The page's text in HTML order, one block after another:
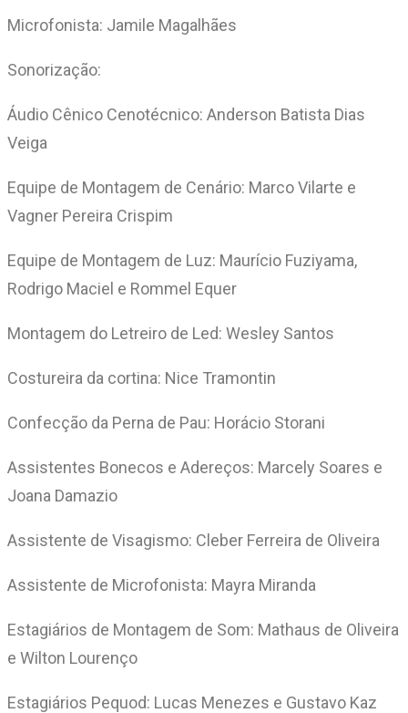
Microfonista: Jamile Magalhães
Sonorização:
Áudio Cênico Cenotécnico: Anderson Batista Dias
Veiga
Equipe de Montagem de Cenário: Marco Vilarte e
Vagner Pereira Crispim
Equipe de Montagem de Luz: Maurício Fuziyama,
Rodrigo Maciel e Rommel Equer
Montagem do Letreiro de Led: Wesley Santos
Costureira da cortina: Nice Tramontin
Confecção da Perna de Pau: Horácio Storani
Assistentes Bonecos e Adereços: Marcely Soares e
Joana Damazio
Assistente de Visagismo: Cleber Ferreira de Oliveira
Assistente de Microfonista: Mayra Miranda
Estagiários de Montagem de Som: Mathaus de Oliveira
e Wilton Lourenço
Estagiários Pequod: Lucas Menezes e Gustavo Kaz